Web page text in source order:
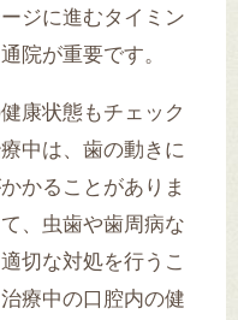
ジに進むタイミン
院が重要です。
康状態もチェック
中は、歯の動きに
かることがありま
、虫歯や歯周病な
切な対処を行うこ
療中の口腔内の健